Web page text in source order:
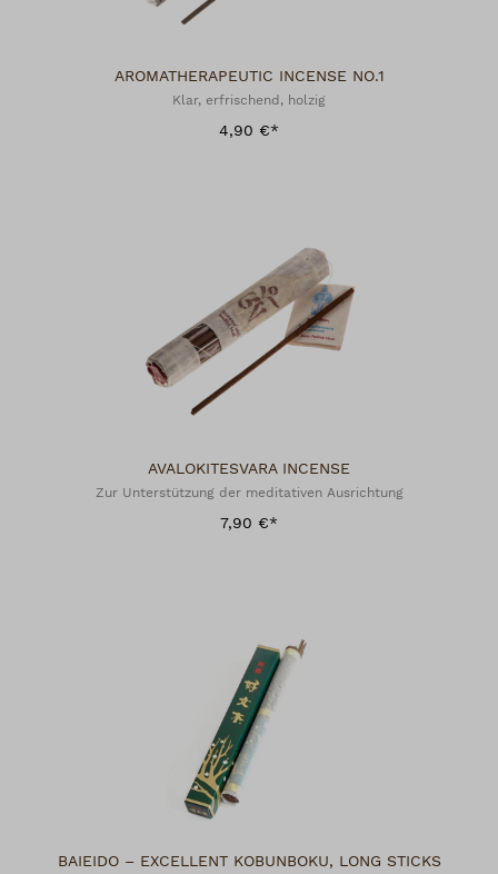
AROMATHERAPEUTIC INCENSE NO.1
Klar, erfrischend, holzig
4,90 €*
AVALOKITESVARA INCENSE
Zur Unterstützung der meditativen Ausrichtung
7,90 €*
BAIEIDO – EXCELLENT KOBUNBOKU, LONG STICKS